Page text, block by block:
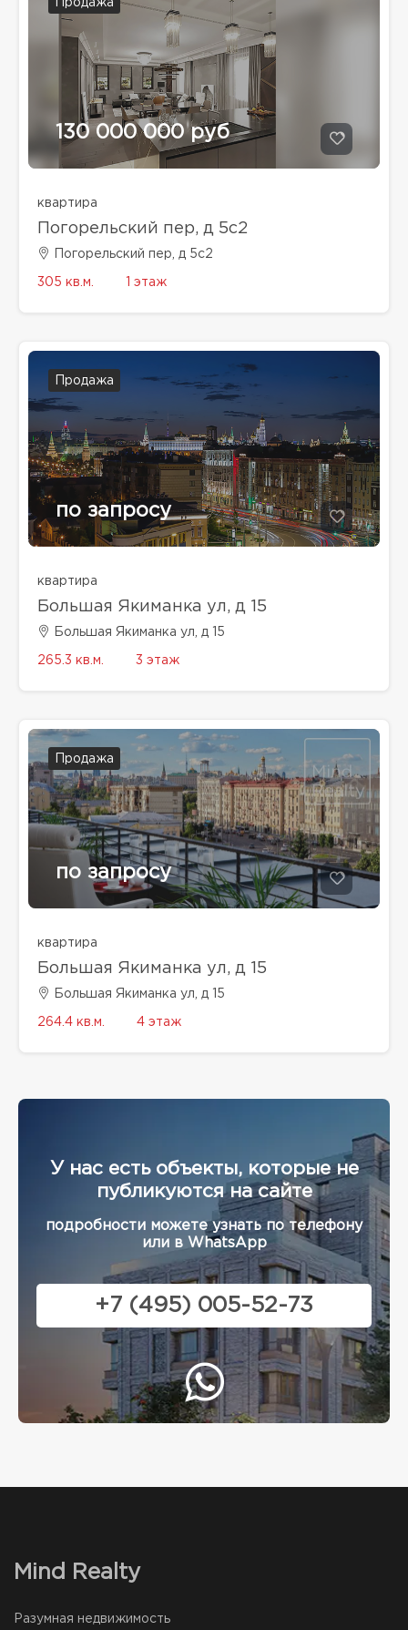
Продажа
130 000 000 руб
квартира
Погорельский пер, д 5с2
Погорельский пер, д 5с2
305 кв.м. 1 этаж
Продажа
по запросу
квартира
Большая Якиманка ул, д 15
Большая Якиманка ул, д 15
265.3 кв.м. 3 этаж
Продажа
по запросу
квартира
Большая Якиманка ул, д 15
Большая Якиманка ул, д 15
264.4 кв.м. 4 этаж
У нас есть объекты, которые не
публикуются на сайте
подробности можете узнать по телефону
или в WhatsApp
+7 (495) 005-52-73
Mind Realty
Разумная недвижимость